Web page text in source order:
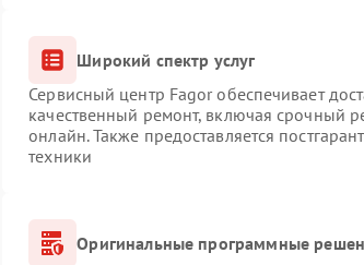
Широкий спектр услуг
Сервисный центр Fagor обеспечивает
качественный ремонт, включая срочный
онлайн. Также предоставляется
техники
Оригинальные программные